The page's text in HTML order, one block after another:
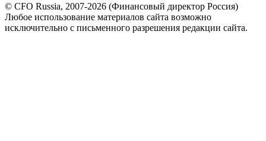
© CFO Russia, 2007-2026 (Финансовый директор Россия)
Любое использование материалов сайта возможно
исключительно с письменного разрешения редакции сайта.